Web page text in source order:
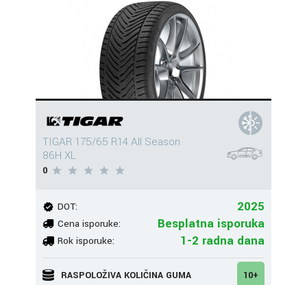
TIGAR 175/65 R14 All Season
86H XL
0
DOT: 2025
Cena isporuke: Besplatna isporuka
Rok isporuke: 1-2 radna dana
RASPOLOŽIVA KOLIČINA GUMA 10+